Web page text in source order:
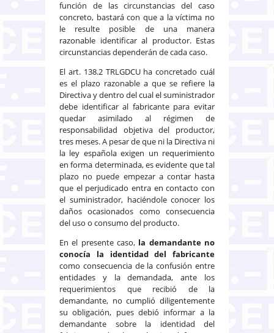
función de las circunstancias del caso
concreto, bastará con que a la víctima no
le resulte posible de una manera
razonable identificar al productor. Estas
circunstancias dependerán de cada caso.
El art. 138.2 TRLGDCU ha concretado cuál
es el plazo razonable a que se refiere la
Directiva y dentro del cual el suministrador
debe identificar al fabricante para evitar
quedar asimilado al régimen de
responsabilidad objetiva del productor,
tres meses. A pesar de que ni la Directiva ni
la ley española exigen un requerimiento
en forma determinada, es evidente que tal
plazo no puede empezar a contar hasta
que el perjudicado entra en contacto con
el suministrador, haciéndole conocer los
daños ocasionados como consecuencia
del uso o consumo del producto.
En el presente caso, la demandante no
conocía la identidad del fabricante
como consecuencia de la confusión entre
entidades y la demandada, ante los
requerimientos que recibió de la
demandante, no cumplió diligentemente
su obligación, pues debió informar a la
demandante sobre la identidad del